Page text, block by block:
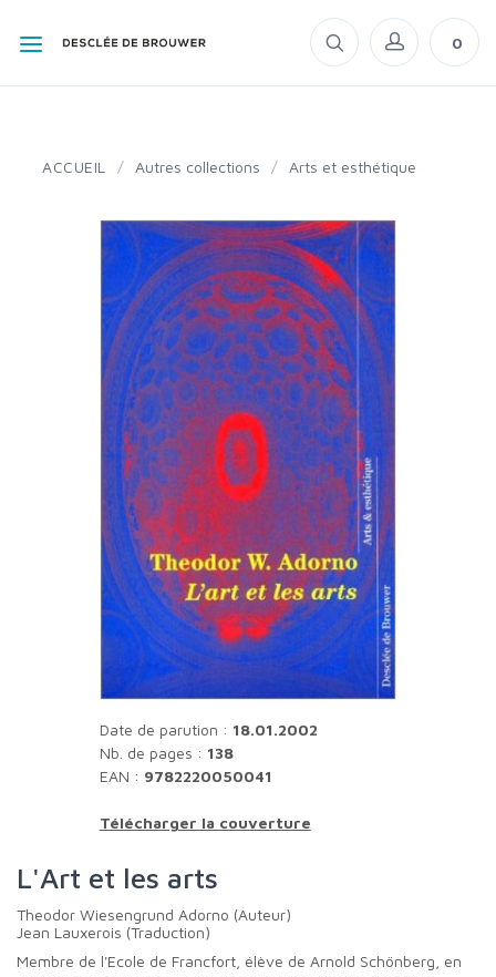
0
ACCUEIL / Autres collections / Arts et esthétique
Date de parution : 18.01.2002
Nb. de pages : 138
EAN : 9782220050041
Télécharger la couverture
L'Art et les arts
Theodor Wiesengrund Adorno (Auteur)
Jean Lauxerois (Traduction)
Membre de l'Ecole de Francfort, élève de Arnold Schönberg, en